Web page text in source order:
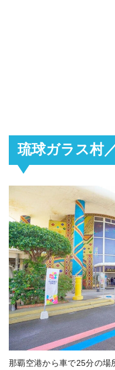
琉球ガラス村
那覇空港から車で25分の場